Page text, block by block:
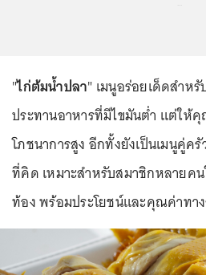
"ไก่ต้มน้ำปลา" เมนูอร่อยเด็ดสำห
ประทานอาหารที่มีไขมันต่ำ แต่ให้
โภชนาการสูง อีกทั้งยังเป็นเมนูคู่ค
ที่คิด เหมาะสำหรับสมาชิกหลายค
ท้อง พร้อมประโยชน์และคุณค่าทา